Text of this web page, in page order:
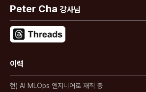
Peter Cha 강사님
이력
현) AI MLOps 엔지니어로 재직 중